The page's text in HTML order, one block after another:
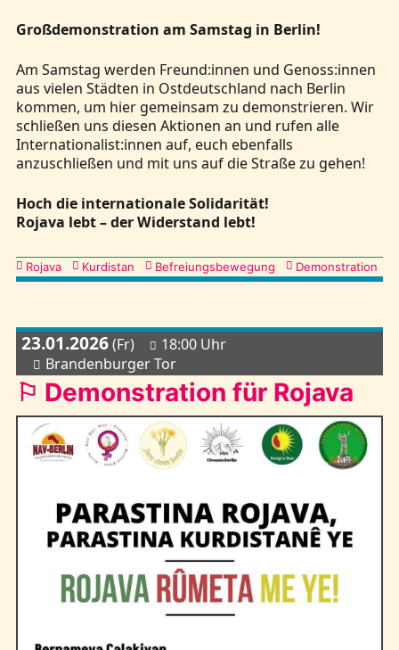
Großdemonstration am Samstag in Berlin!
Am Samstag werden Freund:innen und Genoss:innen
aus vielen Städten in Ostdeutschland nach Berlin
kommen, um hier gemeinsam zu demonstrieren. Wir
schließen uns diesen Aktionen an und rufen alle
Internationalist:innen auf, euch ebenfalls
anzuschließen und mit uns auf die Straße zu gehen!
Hoch die internationale Solidarität!
Rojava lebt – der Widerstand lebt!
Kategorien
Rojava Kurdistan Befreiungsbewegung Demonstration
23.01.2026(Fr)
18:00 Uhr
Brandenburger Tor
⚐ Demonstration für Rojava